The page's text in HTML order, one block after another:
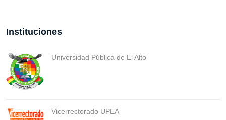
Instituciones
Universidad Pública de El Alto
Vicerrectorado UPEA